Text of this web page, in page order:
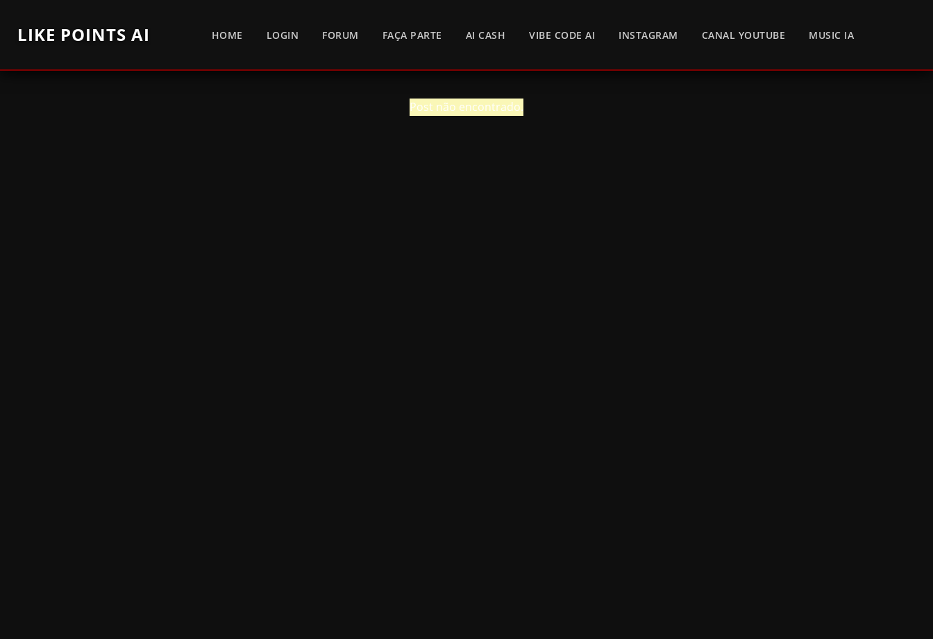
LIKE POINTS AI HOME LOGIN FORUM FAÇA PARTE AI CASH VIBE CODE AI INSTAGRAM CANAL YOUTUBE MUSIC IA
Post não encontrado.